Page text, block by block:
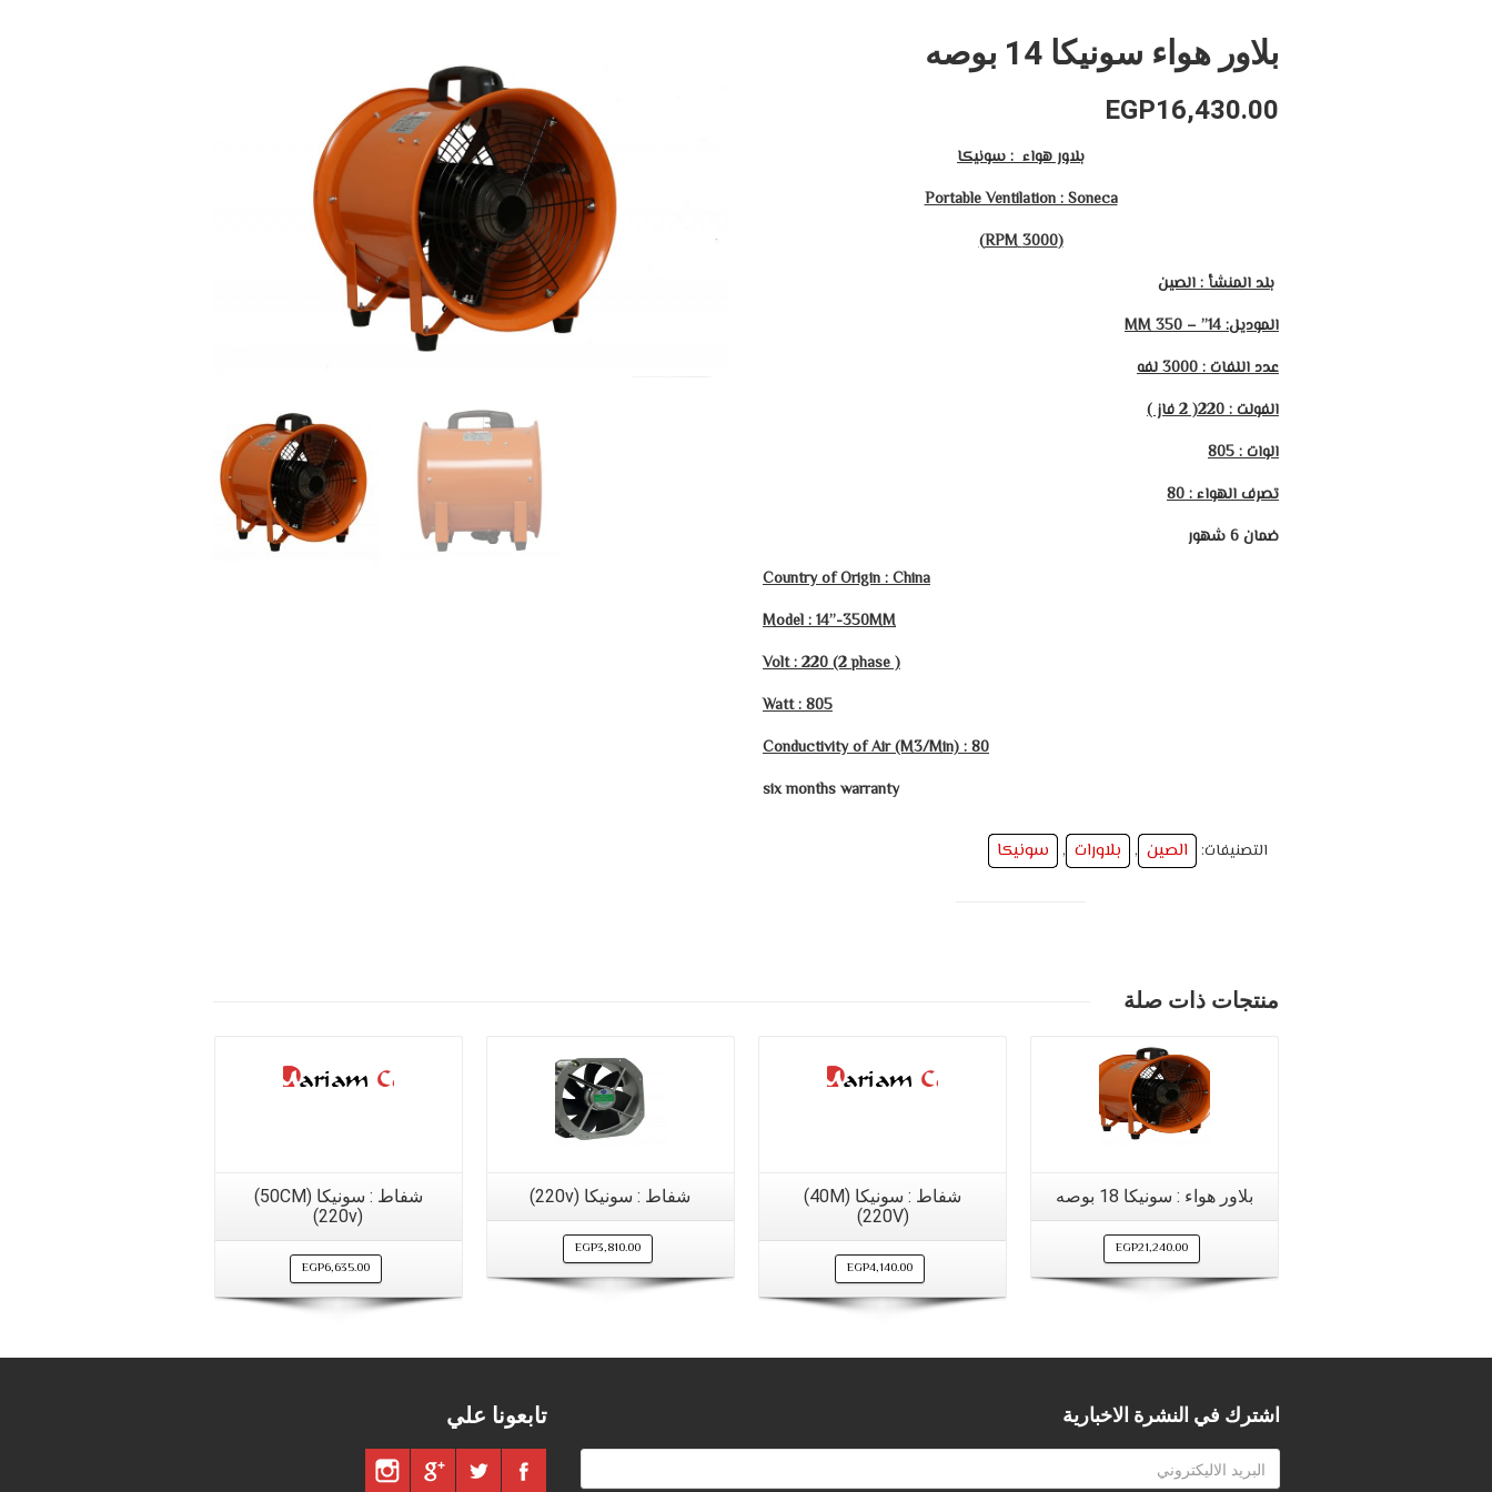
بلاور هواء سونيكا 14 بوصه
EGP16,430.00
بلاور هواء : سونيكا
Portable Ventilation : Soneca
(3000 RPM)
بلد المنشأ : الصين
الموديل:14” – 350 MM
عدد اللفات : 3000 لفه
الفولت : 220(
2فاز )
الوات :805
تصرف الهواء :80
ضمان 6 شهور
Country of Origin : China
Model : 14”-350MM
Volt : 220 (2 phase )
Watt : 805
Conductivity of Air (M3/Min) : 80
six months warranty
التصنيفات: الصين , بلاورات , سونيكا
منتجات ذات صلة
شفاط : سونيكا (50CM)
(220v)
EGP6,635.00
شفاط : سونيكا (220v)
EGP3,810.00
شفاط : سونيكا (40M)
(220V)
EGP4,140.00
بلاور هواء : سونيكا 18 بوصه
EGP21,240.00
تابعونا علي اشترك في النشرة الاخبارية